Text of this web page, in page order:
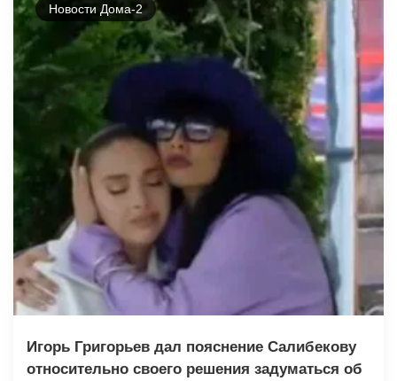
Новости Дома-2
Игорь Григорьев дал пояснение Салибекову
относительно своего решения задуматься об